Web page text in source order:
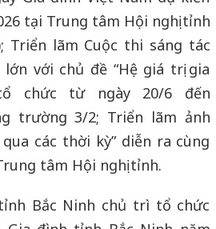
tại Trung tâm Hội nghị tỉnh
Triển lãm Cuộc thi sáng tác
với chủ đề “Hệ giá trị gia
chức từ ngày 20/6 đến
trường 3/2; Triển lãm ảnh
các thời kỳ” diễn ra cùng
tâm Hội nghị tỉnh.
Bắc Ninh chủ trì tổ chức